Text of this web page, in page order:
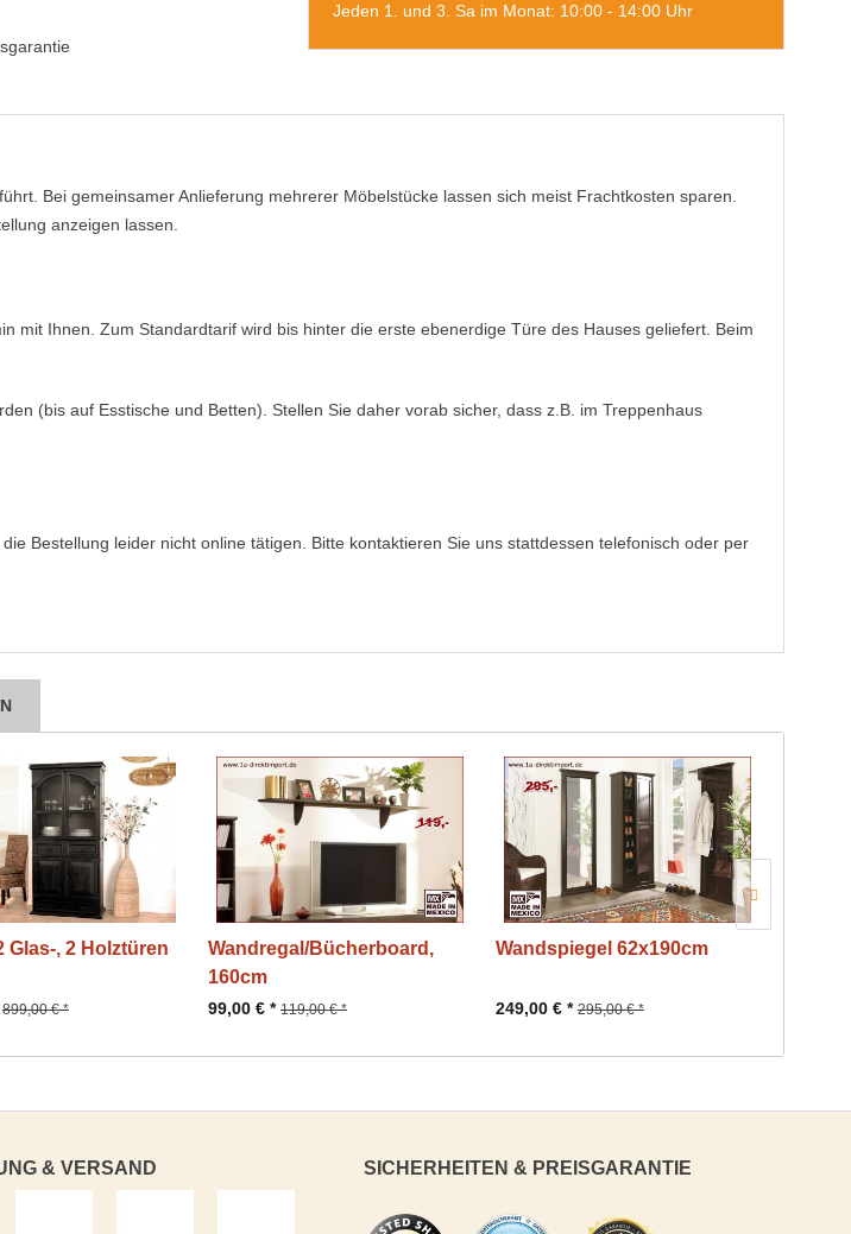
Jeden 1. und 3. Sa im Monat: 10:00 - 14:00 Uhr
Bei gemeinsamer Anlieferung mehrerer Möbelstücke lassen sich meist Frachtkosten sparen.
anzeigen lassen.
mit Ihnen. Zum Standardtarif wird bis hinter die erste ebenerdige Türe des Hauses geliefert. Beim
(bis auf Esstische und Betten). Stellen Sie daher vorab sicher, dass z.B. im Treppenhaus
Bestellung leider nicht online tätigen. Bitte kontaktieren Sie uns stattdessen telefonisch oder per
Glas-, 2 Holztüren
899,00 € *
Wandregal/Bücherboard,
160cm
99,00 € * 119,00 € *
Wandspiegel 62x190cm
249,00 € * 295,00 € *
& VERSAND SICHERHEITEN & PREISGARANTIE